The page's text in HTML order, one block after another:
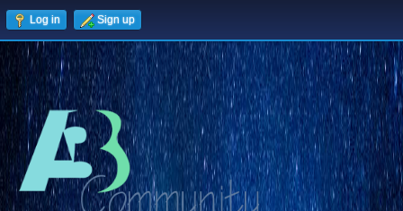
Log in Sign up